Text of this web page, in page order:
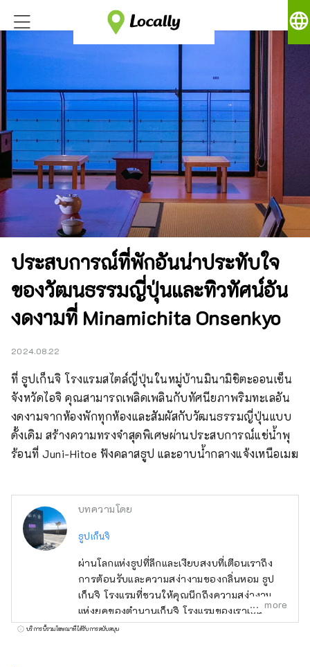
language
ประสบการณ์ที่พักอันน่าประทับใจ
ของวัฒนธรรมญี่ปุ่นและทิวทัศน์อัน
งดงามที่ Minamichita Onsenkyo
2024.08.22
ที่ ธูปเก็นจิ โรงแรมสไตล์ญี่ปุ่นในหมู่บ้านมินามิชิตะออนเซ็น
จังหวัดไอจิ คุณสามารถเพลิดเพลินกับทัศนียภาพริมทะเลอัน
งดงามจากห้องพักทุกห้องและสัมผัสกับวัฒนธรรมญี่ปุ่นแบบ
ดั้งเดิม สร้างความทรงจำสุดพิเศษผ่านประสบการณ์แช่น้ำพุ
ร้อนที่ Juni-Hitoe ฟังคลาสธูป และอาบน้ำกลางแจ้งเหนือเมฆ
บทความโดย
ธูปเก็นจิ
ผ่านโลกแห่งธูปที่ลึกและเงียบสงบที่เตือนเราถึง
การต้อนรับและความสง่างามของกลิ่นหอม ธูป
เก็นจิ โรงแรมที่ชวนให้คุณนึกถึงความสง่างาม
แห่งยุคของตำนานเก็นจิ โรงแรมของเราเป็น
โรงแรมสไตล์ญี่ปุ่นแห่งแรกในญี่ปุ่นที่ตกแต่งในธีม
more
บริการนี้รวมโฆษณาที่ได้รับการสนับสนุน